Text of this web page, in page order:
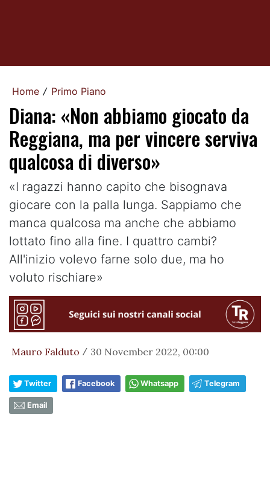
Home / Primo Piano
Diana: «Non abbiamo giocato da
Reggiana, ma per vincere serviva
qualcosa di diverso»
«I ragazzi hanno capito che bisognava
giocare con la palla lunga. Sappiamo che
manca qualcosa ma anche che abbiamo
lottato fino alla fine. I quattro cambi?
All'inizio volevo farne solo due, ma ho
voluto rischiare»
Mauro Falduto / 30 November 2022, 00:00
Twitter Facebook Whatsapp Telegram
Email